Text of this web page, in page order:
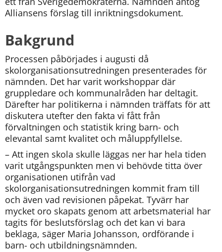
Alliansens förslag till inriktningsdokument.
Bakgrund
Processen påbörjades i augusti då
skolorganisationsutredningen presenterades för
nämnden. Det har varit workshoppar där
gruppledare och kommunalråden har deltagit.
Därefter har politikerna i nämnden träffats för att
diskutera utefter den fakta vi fått från
förvaltningen och statistik kring barn- och
elevantal samt kvalitet och måluppfyllelse.
– Att ingen skola skulle läggas ner har hela tiden
varit utgångspunkten men vi behövde titta över
organisationen utifrån vad
skolorganisationsutredningen kommit fram till
och även vad revisionen påpekat. Tyvärr har
mycket oro skapats genom att arbetsmaterial har
tagits för beslutsförslag och det kan vi bara
beklaga, säger Maria Johansson, ordförande i
barn- och utbildningsnämnden.